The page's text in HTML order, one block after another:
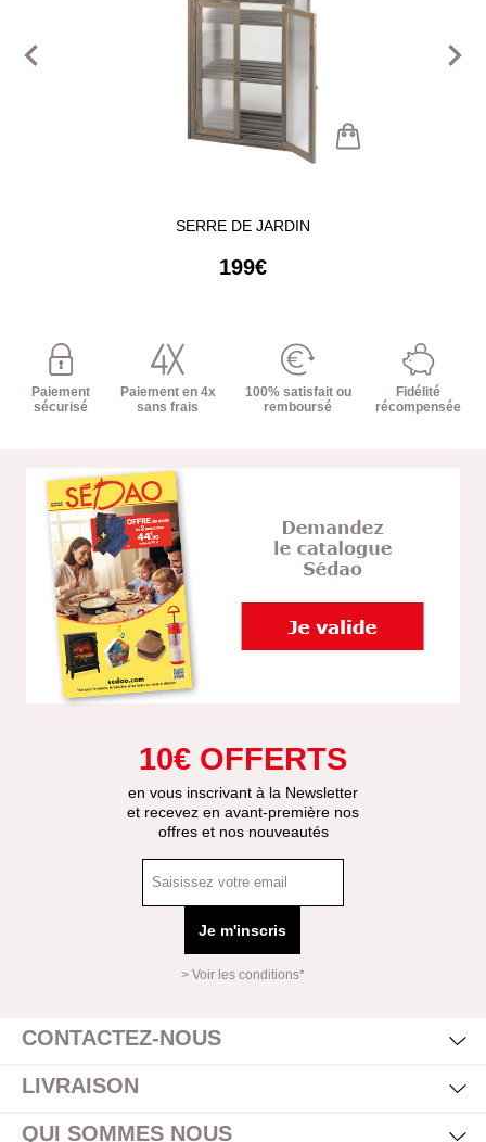
SERRE DE JARDIN
199€
navigate_before navigate_next
Paiement
sécurisé
Paiement en 4x
sans frais
100% satisfait ou
remboursé
Fidélité
récompensée
10€ OFFERTS
en vous inscrivant à la Newsletter
et recevez en avant-première nos
offres et nos nouveautés
Je m'inscris
> Voir les conditions*
CONTACTEZ-NOUS
LIVRAISON
QUI SOMMES NOUS